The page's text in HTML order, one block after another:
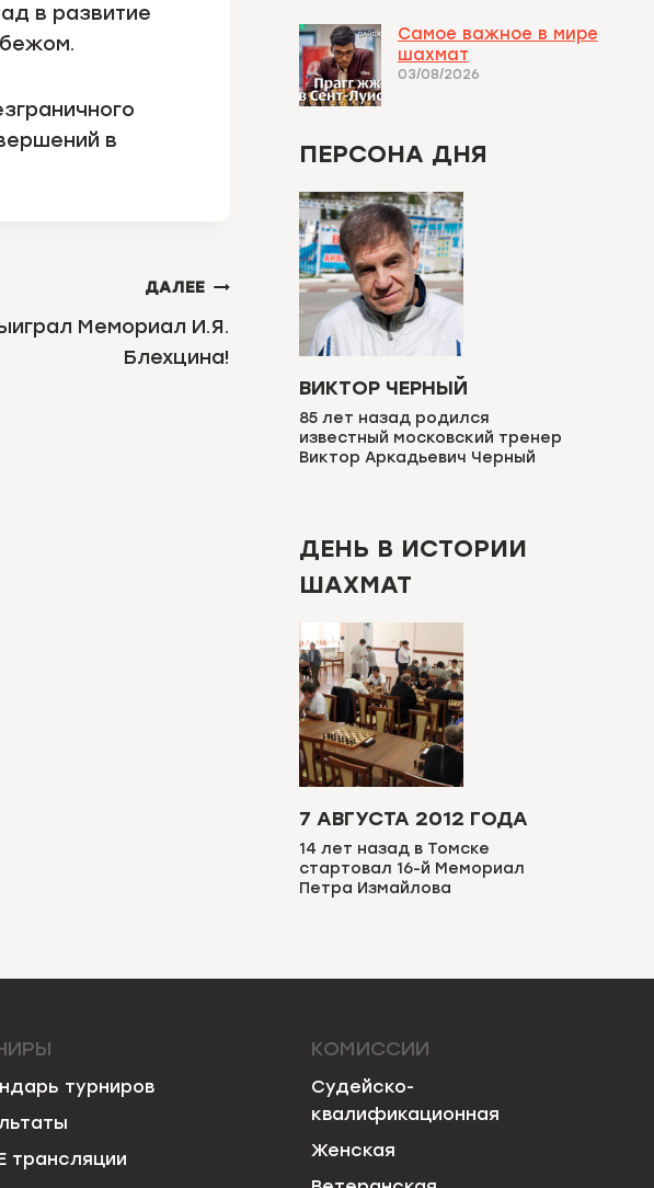
в развитие
в
ДАЛЕЕ
Мемориал И.Я.
Блехцина!
Самое важное в мире
шахмат
03/08/2026
ПЕРСОНА ДНЯ
ВИКТОР ЧЕРНЫЙ
85 лет назад родился
известный московский тренер
Виктор Аркадьевич Черный
ДЕНЬ В ИСТОРИИ
ШАХМАТ
7 АВГУСТА 2012 ГОДА
14 лет назад в Томске
стартовал 16-й Мемориал
Петра Измайлова
турниров
трансляции
КОМИССИИ
Судейско-
квалификационная
Женская